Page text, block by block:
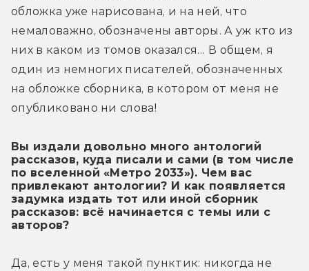
обложка уже нарисована, и на ней, что
немаловажно, обозначены авторы. А уж кто из
них в каком из томов оказался… В общем, я
один из немногих писателей, обозначенных
на обложке сборника, в котором от меня не
опубликовано ни слова!
Вы издали довольно много антологий
рассказов, куда писали и сами (в том числе
по вселенной «Метро 2033»). Чем вас
привлекают антологии? И как появляется
задумка издать тот или иной сборник
рассказов: всё начинается с темы или с
авторов?
Да, есть у меня такой пунктик: никогда не